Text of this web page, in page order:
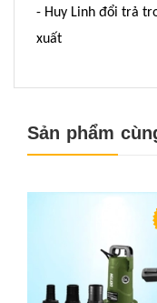
- Huy Linh đổi trả
xuất
Sản phẩm